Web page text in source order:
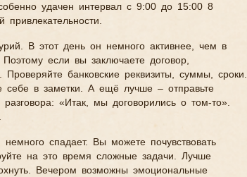
удачен интервал с 9:00 до 15:00 8
привлекательности.
В этот день он немного активнее, чем в
если вы заключаете договор,
банковские реквизиты, суммы, сроки.
себе в заметки. А ещё лучше – отправьте
«Итак, мы договорились о том-то».
спадает. Вы можете почувствовать
на это время сложные задачи. Лучше
Вечером возможны эмоциональные